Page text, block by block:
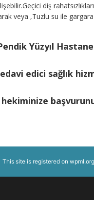
diş
veya ,Tuzlu su ile
Yüzyıl
edici sağlık
This site is registered on wpml.org